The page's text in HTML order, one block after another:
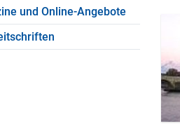
und Online-Angebote